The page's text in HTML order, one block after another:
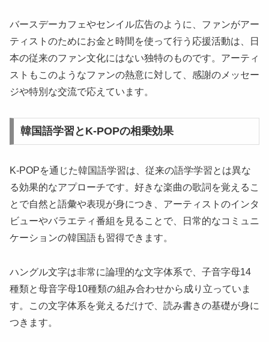
バースデーカフェやセンイル広告のように、ファンがアー
ティストのためにお金と時間を使って行う応援活動は、日
本の従来のファン文化にはない独特のものです。アーティ
ストもこのようなファンの熱意に対して、感謝のメッセー
ジや特別な交流で応えています。
韓国語学習とK-POPの相乗効果
K-POPを通じた韓国語学習は、従来の語学学習とは異な
る効果的なアプローチです。好きな楽曲の歌詞を覚えるこ
とで自然と語彙や表現が身につき、アーティストのインタ
ビューやバラエティ番組を見ることで、日常的なコミュニ
ケーションの韓国語も習得できます。
ハングル文字は非常に論理的な文字体系で、子音字母14
種類と母音字母10種類の組み合わせから成り立っていま
す。この文字体系を覚えるだけで、読み書きの基礎が身に
つきます。